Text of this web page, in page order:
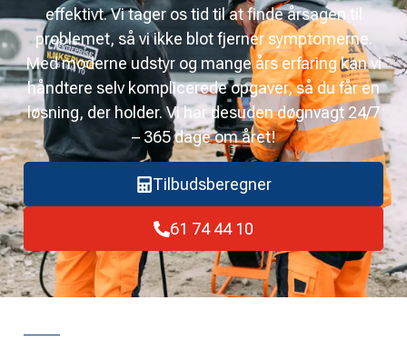
effektivt. Vi tager os tid til at finde årsagen til
problemet, så vi ikke blot fjerner symptomerne.
Med moderne udstyr og mange års erfaring kan vi
håndtere selv komplicerede opgaver, så du får en
løsning, der holder. Vi har desuden døgnvagt 24/7
– 365 dage om året!
Tilbudsberegner
61 74 44 10